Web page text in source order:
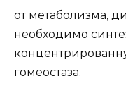
от метаболизма,
необходимо
гомеостаза.